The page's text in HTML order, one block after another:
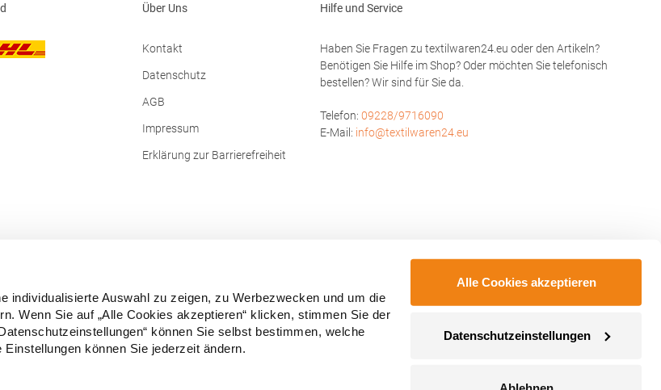
individualisierte Auswahl zu zeigen, zu Werbezwecken und um die
Wenn Sie auf „Alle Cookies akzeptieren“ klicken, stimmen Sie der
können Sie selbst bestimmen, welche
können Sie jederzeit ändern.
Alle Cookies akzeptieren
Datenschutzeinstellungen
Über Uns
Kontakt
Datenschutz
AGB
Impressum
Erklärung zur Barrierefreiheit
Hilfe und Service
Haben Sie Fragen zu textilwaren24.eu oder den Artikeln?
Benötigen Sie Hilfe im Shop? Oder möchten Sie telefonisch
bestellen? Wir sind für Sie da.
Telefon: 09228/9716090
E-Mail: info@textilwaren24.eu